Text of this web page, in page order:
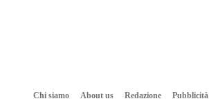
Chi siamo About us Redazione Pubblicità